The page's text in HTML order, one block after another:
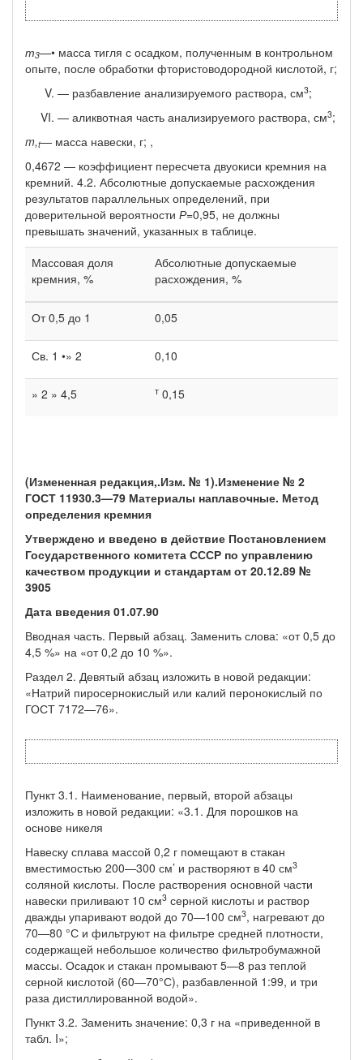
т3—• масса тигля с осадком, полученным в контрольном
опы­те, после обработки фтористоводородной кислотой, г;
— разбавление анализируемого раствора, см3;
— аликвотная часть анализируемого раствора, см3;
m,t—масса навески, г; ,
0,4672 — коэффициент пересчета двуокиси кремния на
кремний. 4.2. Абсолютные допускаемые расхождения
результатов парал­лельных определений, при
доверительной вероятности Р=0,95, не должны
превышать значений, указанных в таблице.
Массовая доля
кремния, %
Абсолютные допускаемые
расхождения, %
От 0,5 до 1 0,05
Св. 1 •» 2 0,10
» 2 » 4,5 т 0,15
(Измененная редакция,.Изм. № 1).Изменение № 2
ГОСТ 11930.3—79 Материалы наплавочные. Метод
определения кремния
Утверждено и введено в действие Постановлением
Государственного комитета СССР по управлению
качеством продукции и стандартам от 20.12.89 №
3905
Дата введения 01.07.90
Вводная часть. Первый абзац. Заменить слова: «от 0,5 до
4,5 %» на «от 0,2 до 10 %».
Раздел 2. Девятый абзац изложить в новой редакции:
«Натрий пиросерно­кислый или калий перонокислый по
ГОСТ 7172—76».
Пункт 3.1. Наименование, первый, второй абзацы
изложить в новой редак­ции: «3.1. Для порошков на
основе никеля
Навеску сплава массой 0,2 г помещают в стакан
вместимостью 200—300 см’ и растворяют в 40 см3
соляной кислоты. После растворения основной части
навески приливают 10 см3 серной кислоты и раствор
дважды упаривают водой до 70—100 см3, нагревают до
70—80 °С и фильтруют на фильтре средней плотности,
содержащей небольшое количество фильтробумажной
массы. Осадок и стакан промывают 5—8 раз теплой
серной кислотой (60—70°С), разбавлен­ной 1:99, и три
раза дистиллированной водой».
Пункт 3.2. Заменить значение: 0,3 г на «приведенной в
табл. I»;